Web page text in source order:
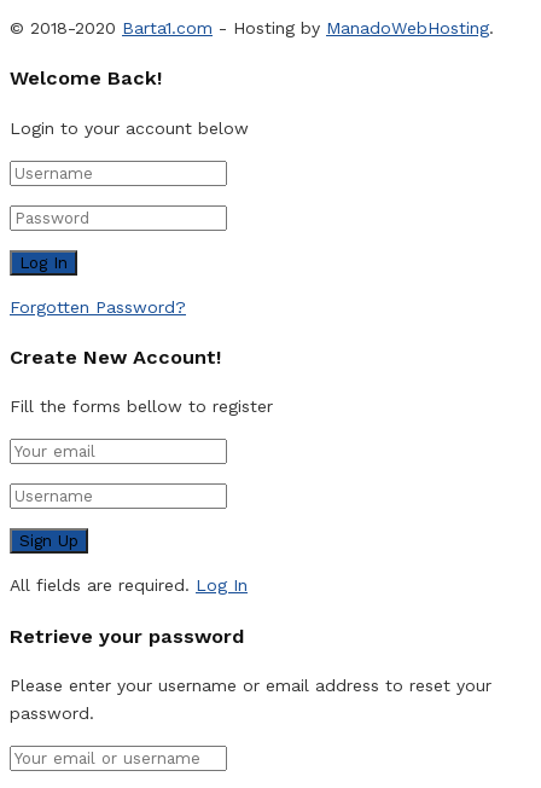
© 2018-2020 Barta1.com - Hosting by ManadoWebHosting.
Welcome Back!
Login to your account below
Forgotten Password?
Create New Account!
Fill the forms bellow to register
All fields are required. Log In
Retrieve your password
Please enter your username or email address to reset your
password.